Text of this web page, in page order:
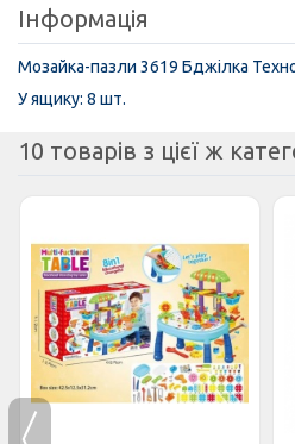
Інформація
Мозайка-пазли 3619 Бджiлка
У ящику: 8 шт.
10 товарів з цієї ж